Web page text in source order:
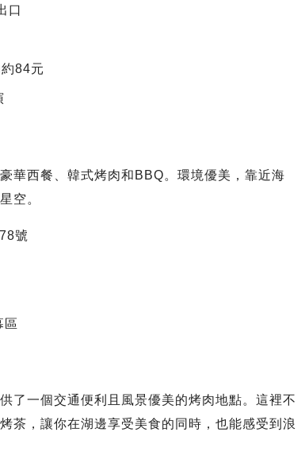
口
84元
華西餐、韓式烤肉和BBQ。環境優美，靠近海
空。
號
區
了一個交通便利且風景優美的烤肉地點。這裡不
茶，讓你在湖邊享受美食的同時，也能感受到浪